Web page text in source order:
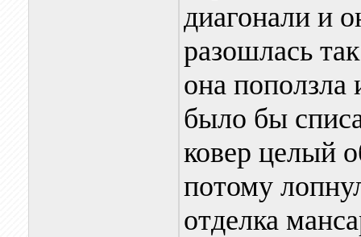
диагонали и
разошлась
она
было бы
ковер целый
потому
отделка